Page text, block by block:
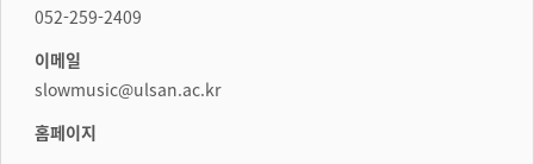
052-259-2409
이메일
slowmusic@ulsan.ac.kr
홈페이지